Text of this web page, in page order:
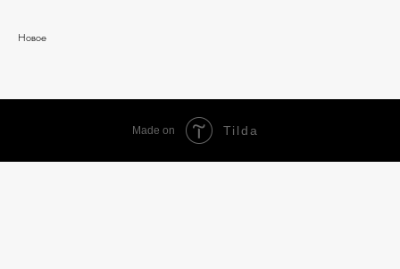
Новое
Made on Tilda